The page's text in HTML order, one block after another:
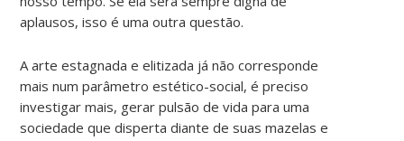
aplausos, isso é uma outra questão.
A arte estagnada e elitizada já não corresponde
mais num parâmetro estético-social, é preciso
investigar mais, gerar pulsão de vida para uma
sociedade que disperta diante de suas mazelas e